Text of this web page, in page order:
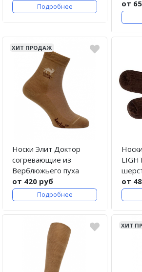
Подробнее
от
ХИТ ПРОДАЖ
Носки Элит Доктор
согревающие из
Верблюжьего пуха
от 420 руб
Подробнее
от
ХИТ